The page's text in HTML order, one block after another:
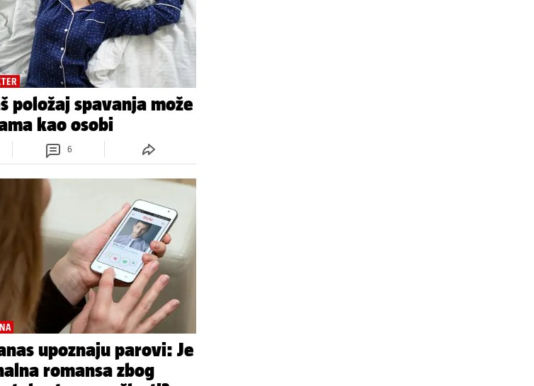
položaj spavanja može
kao osobi
6
upoznaju parovi: Je
romansa zbog